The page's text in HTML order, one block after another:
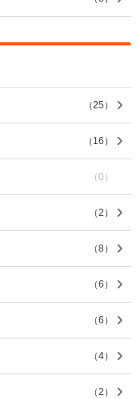
（25 ）
（ 16 ）
（0 ）
（2 ）
（8）
（6 ）
（6 ）
（4）
（2 ）